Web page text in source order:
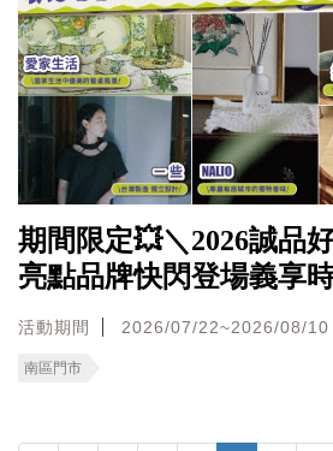
期間限定💥＼2026誠品
亮點品牌快閃登場義享
活動期間 2026/07/22~2026/08/10
南區門市